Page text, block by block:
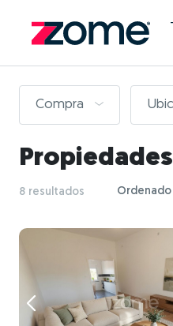
Compra
8 resultados